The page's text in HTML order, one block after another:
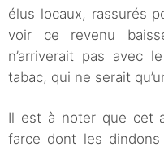
élus locaux, rassurés
voir ce revenu
n’arriverait pas avec
tabac, qui ne serait
Il est à noter que cet
farce dont les